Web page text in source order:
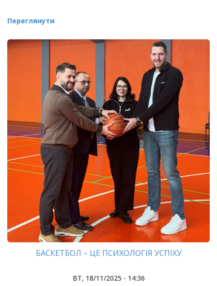
Переглянути
БАСКЕТБОЛ – ЦЕ ПСИХОЛОГІЯ УСПІХУ
ВТ, 18/11/2025 - 14:36